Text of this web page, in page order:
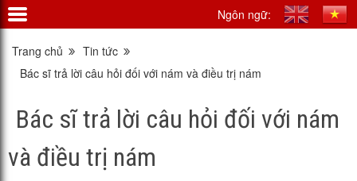
Ngôn ngữ:
Trang chủ
Tin tức
Bác sĩ trả lời câu hỏi đối với nám và điều trị nám
Bác sĩ trả lời câu hỏi đối với nám
và điều trị nám